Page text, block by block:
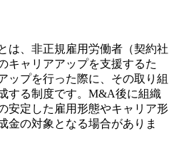
は、非正規雇用労働者（契約社
キャリアアップを支援するた
ップを行った際に、その取り組
する制度です。M&A後に組織
安定した雇用形態やキャリア形
金の対象となる場合がありま